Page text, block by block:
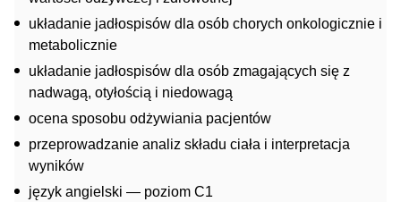
układanie jadłospisów dla osób chorych onkologicznie i
metabolicznie
układanie jadłospisów dla osób zmagających się z
nadwagą, otyłością i niedowagą
ocena sposobu odżywiania pacjentów
przeprowadzanie analiz składu ciała i interpretacja
wyników
język angielski — poziom C1